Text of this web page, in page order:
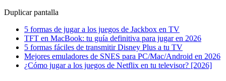
Duplicar pantalla
5 formas de jugar a los juegos de Jackbox en TV
TFT en MacBook: tu guía definitiva para jugar en 2026
5 formas fáciles de transmitir Disney Plus a tu TV
Mejores emuladores de SNES para PC/Mac/Android en 2026
¿Cómo jugar a los juegos de Netflix en tu televisor? [2026]